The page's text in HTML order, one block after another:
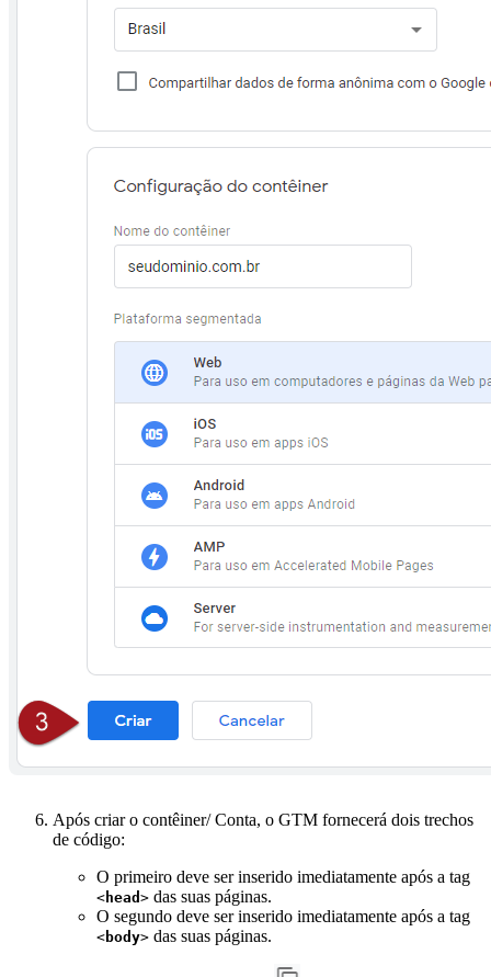
Após criar o contêiner/ Conta, o GTM fornecerá dois trechos
de código:
O primeiro deve ser inserido imediatamente após a tag
< head > das suas páginas.
O segundo deve ser inserido imediatamente após a tag
<body> das suas páginas.